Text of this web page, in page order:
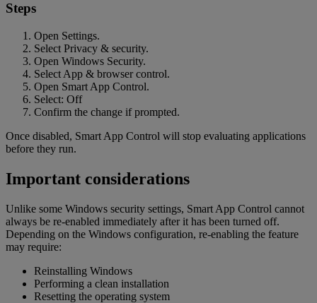
Steps
Open Settings.
Select Privacy & security.
Open Windows Security.
Select App & browser control.
Open Smart App Control.
Select: Off
Confirm the change if prompted.
Once disabled, Smart App Control will stop evaluating applications
before they run.
Important considerations
Unlike some Windows security settings, Smart App Control cannot
always be re-enabled immediately after it has been turned off.
Depending on the Windows configuration, re-enabling the feature
may require:
Reinstalling Windows
Performing a clean installation
Resetting the operating system